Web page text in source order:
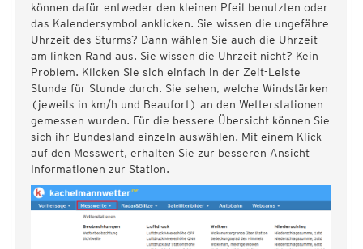
können dafür entweder den kleinen Pfeil benutzten oder
das Kalendersymbol anklicken. Sie wissen die ungefähre
Uhrzeit des Sturms? Dann wählen Sie auch die Uhrzeit
am linken Rand aus. Sie wissen die Uhrzeit nicht? Kein
Problem. Klicken Sie sich einfach in der Zeit-Leiste
Stunde für Stunde durch. Sie sehen, welche Windstärken
(jeweils in km/h und Beaufort) an den Wetterstationen
gemessen wurden. Für die bessere Übersicht können Sie
sich ihr Bundesland einzeln auswählen. Mit einem Klick
auf den Messwert, erhalten Sie zur besseren Ansicht
Informationen zur Station.